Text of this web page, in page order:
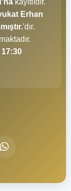
Erhan
'dır.
17:30